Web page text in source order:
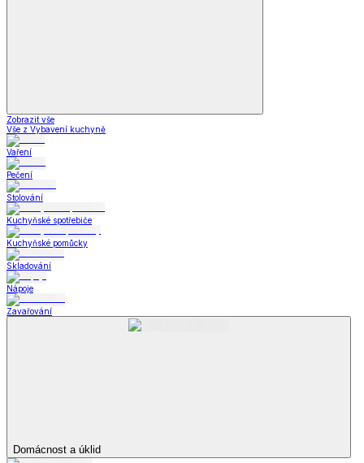
Zobrazit vše
Vše z Vybavení kuchyně
Vaření
Pečení
Stolování
Kuchyňské spotřebiče
Kuchyňské pomůcky
Skladování
Nápoje
Zavařování
Domácnost a úklid